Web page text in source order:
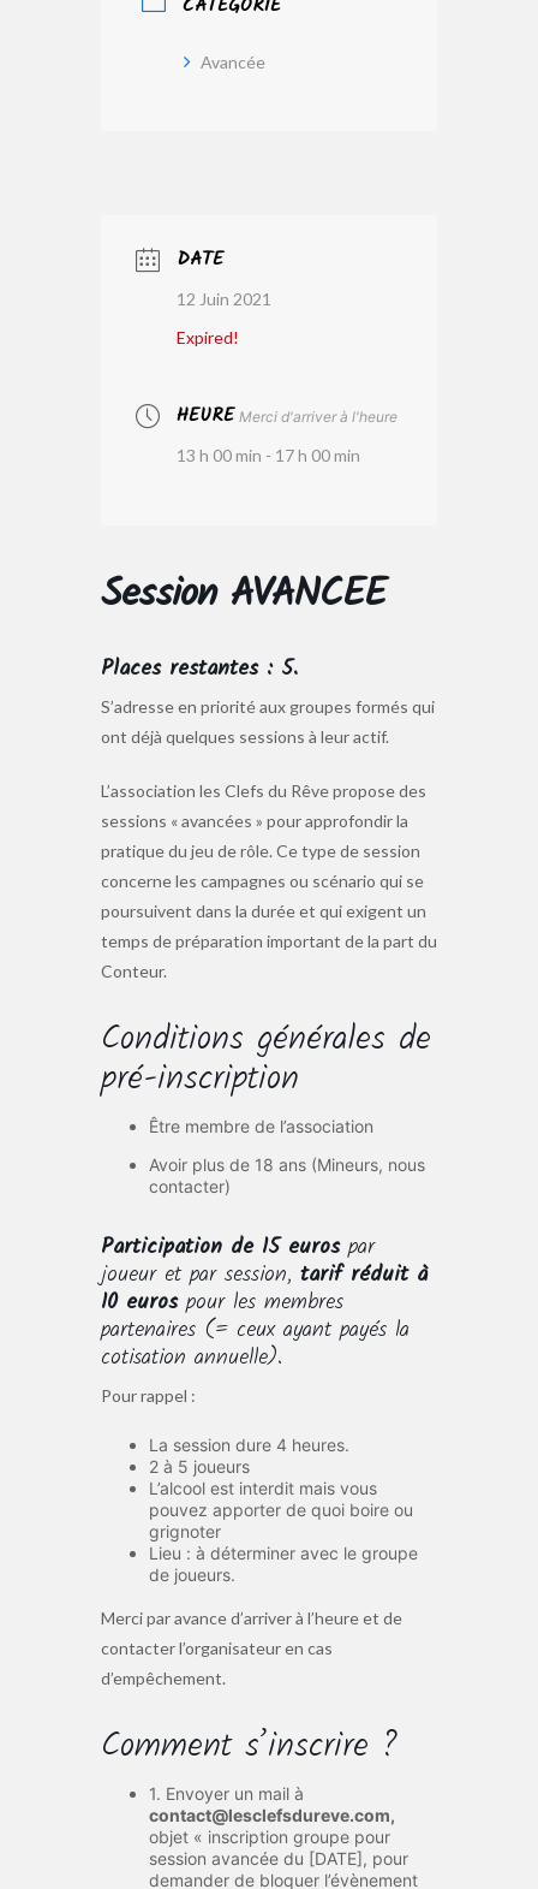
Avancée
DATE
12 Juin 2021
Expired!
HEURE Merci d'arriver à l'heure
13 h 00 min - 17 h 00 min
Session AVANCEE
Places restantes : 5.
S’adresse en priorité aux groupes formés qui
ont déjà quelques sessions à leur actif.
L’association les Clefs du Rêve propose des
sessions « avancées » pour approfondir la
pratique du jeu de rôle. Ce type de session
concerne les campagnes ou scénario qui se
poursuivent dans la durée et qui exigent un
temps de préparation important de la part du
Conteur.
Conditions générales de
pré-inscription
Être membre de l’association
Avoir plus de 18 ans (Mineurs, nous
contacter)
Participation de 15 eurospar
joueur et par session, tarif réduit à
10 eurospour les membres
partenaires (= ceux ayant payés la
cotisation annuelle).
Pour rappel :
La session dure 4 heures.
2 à 5 joueurs
L’alcool est interdit mais vous
pouvez apporter de quoi boire ou
grignoter
Lieu : à déterminer avec le groupe
de joueurs.
Merci par avance d’arriver à l’heure et de
contacter l’organisateur en cas
d’empêchement.
Comment s’inscrire ?
1. Envoyer un mail à
contact@lesclefsdureve.com,
objet « inscription groupe pour
session avancée du [DATE], pour
demander de bloquer l’évènement